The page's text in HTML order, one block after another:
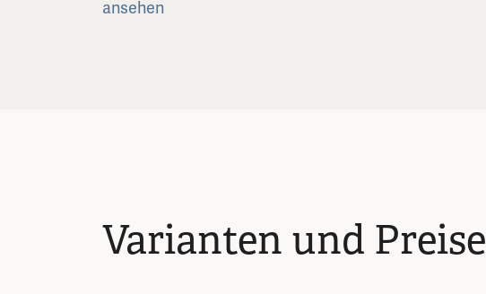
Varianten und Preise